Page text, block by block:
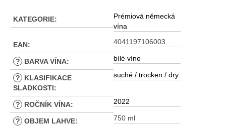
KATEGORIE:
Prémiová německá
vína
EAN: 4041197106003
? BARVA VÍNA: bílé víno
?
KLASIFIKACE
SLADKOSTI:
suché / trocken / dry
? ROČNÍK VÍNA: 2022
? OBJEM LAHVE: 750 ml